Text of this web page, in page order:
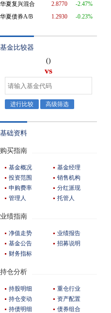
华夏复兴混合
2.8770
-2.47%
华夏债券A/B
1.2930 -0.23%
基金比较器
()
vs
进行比较 高级筛选
基础资料
购买指南
基金概况
基金经理
投资范围
销售机构
申购费率
分红派现
管理人
托管人
业绩指南
净值走势
业绩报告
基金公告
招募说明
财务指标
持仓分析
持股明细
重仓行业
持仓变动
资产配置
持债明细
债券组合